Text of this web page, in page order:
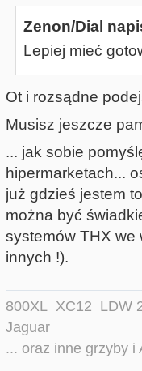
Zenon/Dial
Lepiej mieć
Ot i rozsądne
Musisz jeszcze
... jak sobie
hipermarketach...
już gdzieś jestem
można być
systemów THX we
innych !).
800XL XC12 LDW
Jaguar
... oraz inne grzyby i